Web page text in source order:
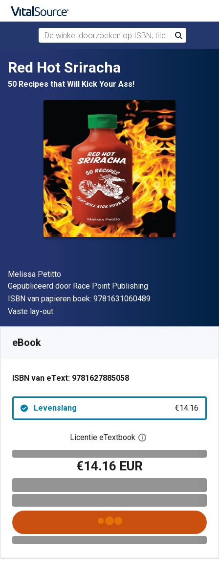
Verdergaan naar belangrijkste inhoud
De winkel doorzoeken op ISBN, titel of auteur
Zoek
Red Hot Sriracha
50 Recipes that Will Kick Your Ass!
Auteur(s)
Melissa Petitto
Uitgever
Gepubliceerd door Race Point Publishing
ISBN van papieren boek: 9781631060489"ISBN-13
Indeling
Vaste lay-out
eBook
ISBN van eText: 9781627885058
Levenslang €14.16
Licentie eTextbook Open het
€14.16 EUR